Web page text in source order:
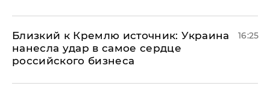
Близкий к Кремлю источник: Украина
нанесла удар в самое сердце
российского бизнеса
16:25